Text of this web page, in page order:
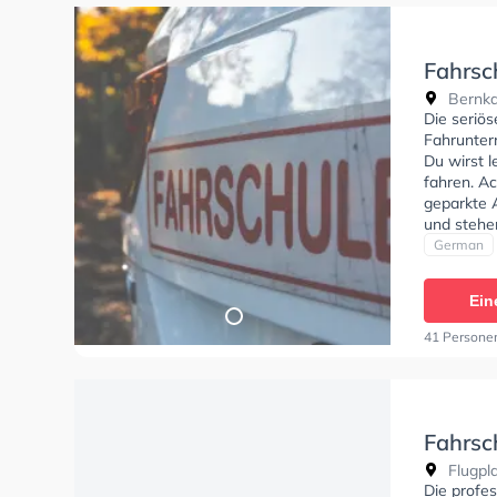
Die
Du wirst
fahren.
geparkte
und
deine
Klasse
Klasse
erhalten.
German
41
Die